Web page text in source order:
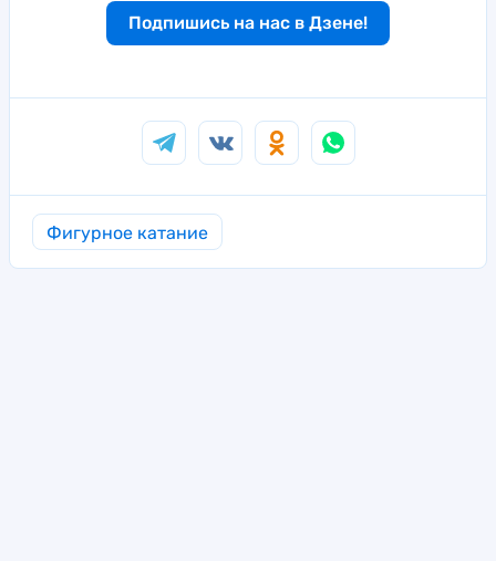
Подпишись на нас в Дзене!
Фигурное катание